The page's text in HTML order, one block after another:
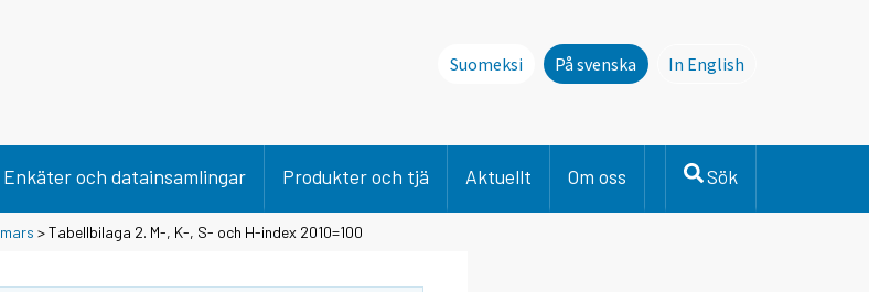
Suomeksi På svenska
In English
Enkäter och datainsamlingar Produkter och tjä Aktuellt Om oss Sök
mars > Tabellbilaga 2. M-, K-, S- och H-index 2010=100